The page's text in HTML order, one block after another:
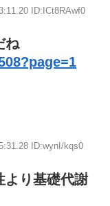
ID:ICt8RAwf0
ね
ID:wynI/kqs0
より基礎代謝